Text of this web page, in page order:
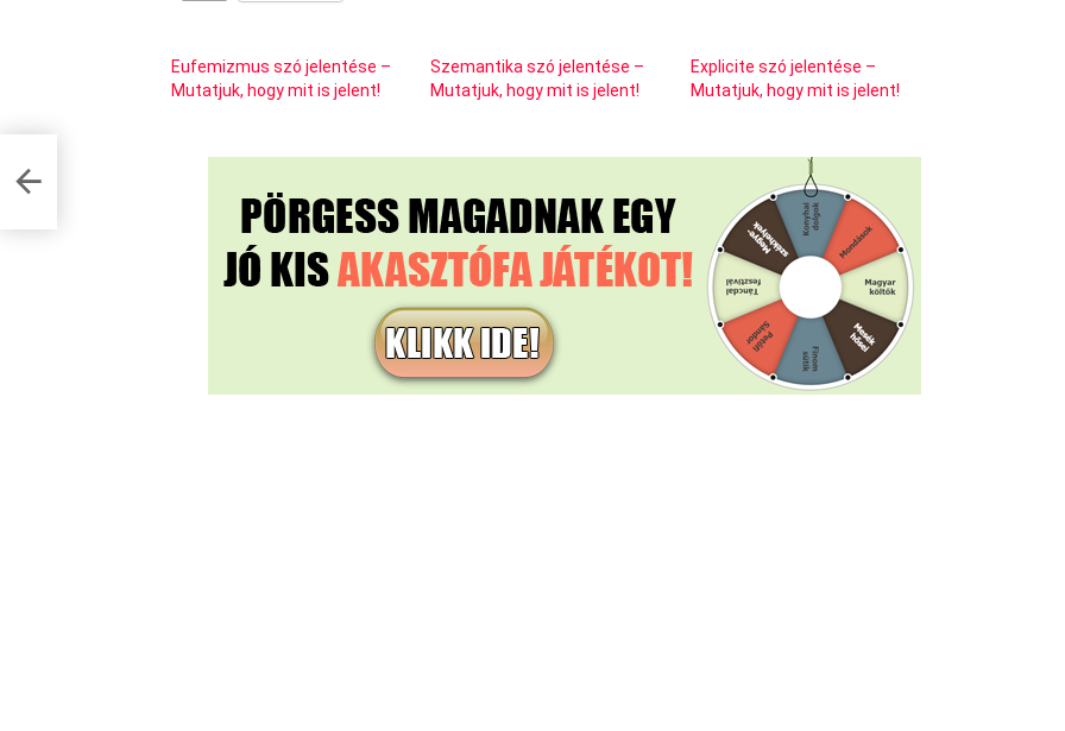
Eufemizmus szó jelentése –
Mutatjuk, hogy mit is jelent!
Szemantika szó jelentése –
Mutatjuk, hogy mit is jelent!
Explicite szó jelentése –
Mutatjuk, hogy mit is jelent!